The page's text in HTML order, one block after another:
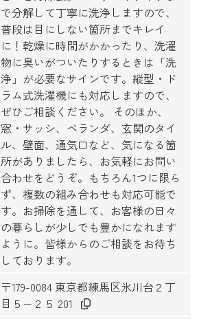
で分解して丁寧に洗浄しますので、
普段は目にしない箇所までキレイ
に！乾燥に時間がかかったり、洗濯
物に臭いがついたりするときは「洗
浄」が必要なサインです。縦型・ド
ラム式洗濯機にも対応しますので、
ぜひご相談ください。 そのほか、
窓・サッシ、ベランダ、玄関のタイ
ル、壁面、通気口など、気になる箇
所がありましたら、お気軽にお問い
合わせをどうぞ。もちろん1つに限ら
ず、複数の組み合わせも対応可能で
す。お掃除を通して、お客様の日々
の暮らしが少しでも豊かになれます
ように。皆様からのご相談をお待ち
しております。
〒179-0084 東京都練馬区氷川台２丁
目５−２５ 201